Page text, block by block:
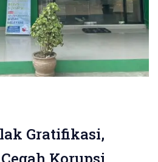
Gratifikasi,